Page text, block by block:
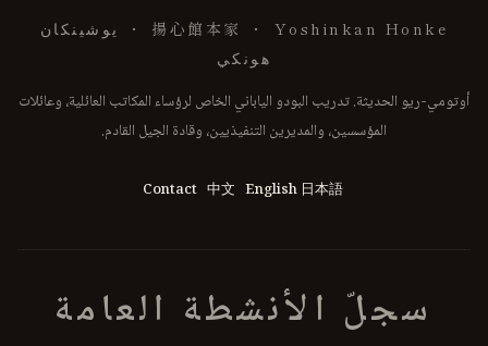
揚心館本家 ・ Yoshinkan Honke ・ يوشينكان
هونكي
أوتومي-ريو الحديثة. تدريب البودو الياباني الخاص لرؤساء المكاتب العائلية، وعائلات
المؤسسين، والمديرين التنفيذيين، وقادة الجيل القادم.
日本語
English
中文
Contact
سجلّ الأنشطة العامة